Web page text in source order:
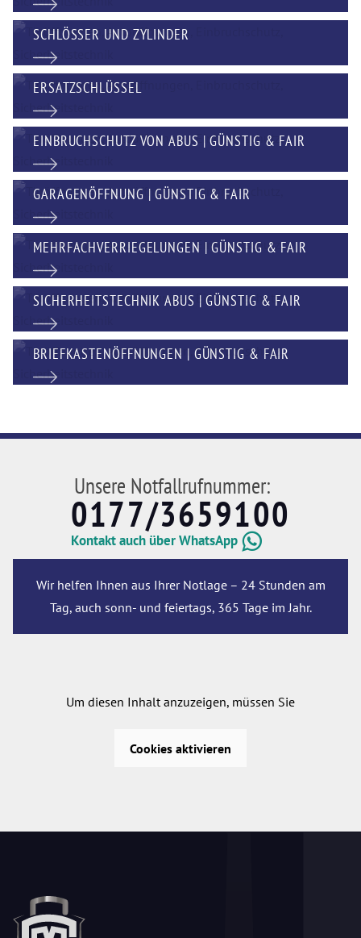
SCHLÖSSER UND ZYLINDER
ERSATZSCHLÜSSEL
EINBRUCHSCHUTZ VON ABUS | GÜNSTIG & FAIR
GARAGENÖFFNUNG | GÜNSTIG & FAIR
MEHRFACHVERRIEGELUNGEN | GÜNSTIG & FAIR
SICHERHEITSTECHNIK ABUS | GÜNSTIG & FAIR
BRIEFKASTENÖFFNUNGEN | GÜNSTIG & FAIR
Unsere Notfallrufnummer:
0177/3659100
Kontakt auch über WhatsApp
Wir helfen Ihnen aus Ihrer Notlage – 24 Stunden am
Tag, auch sonn- und feiertags, 365 Tage im Jahr.
Um diesen Inhalt anzuzeigen, müssen Sie
Cookies aktivieren